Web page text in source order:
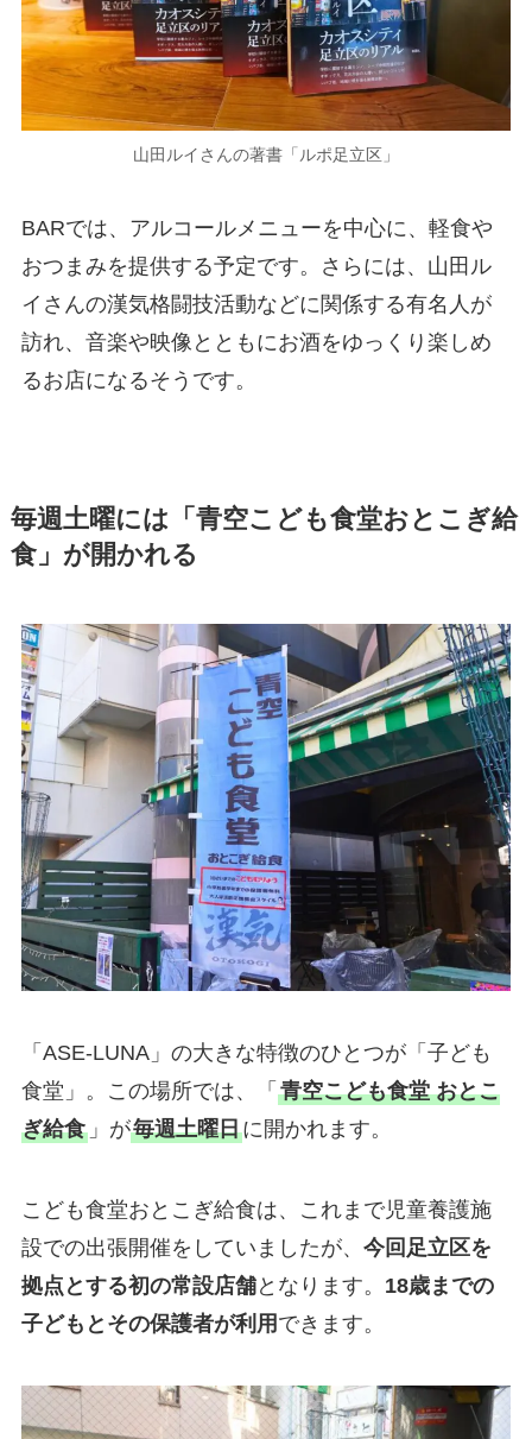
山田ルイさんの著書「ルポ足立区」
BARでは、アルコールメニューを中心に、軽食や
おつまみを提供する予定です。さらには、山田ル
イさんの漢気格闘技活動などに関係する有名人が
訪れ、音楽や映像とともにお酒をゆっくり楽しめ
るお店になるそうです。
毎週土曜には「青空こども食堂おとこぎ給
食」が開かれる
「ASE-LUNA」の大きな特徴のひとつが「子ども
食堂」。この場所では、「 青空こども食堂 おとこ
ぎ給食」が毎週土曜日に開かれます。
こども食堂おとこぎ給食は、これまで児童養護施
設での出張開催をしていましたが、 今回足立区を
拠点とする初の常設店舗となります。 18歳までの
子どもとその保護者が利用 できます。